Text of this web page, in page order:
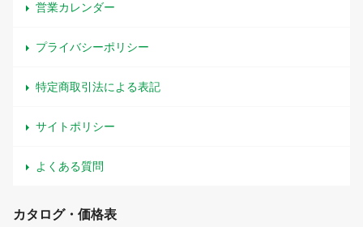
営業カレンダー
プライバシーポリシー
特定商取引法による表記
サイトポリシー
よくある質問
カタログ・価格表